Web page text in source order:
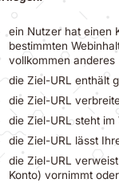
ein Nutzer hat einen
bestimmten
vollkommen anderes
die Ziel-URL enthält
die Ziel-URL
die Ziel-URL steht
die Ziel-URL lässt
die Ziel-URL
Konto) vornimmt